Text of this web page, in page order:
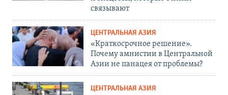
связывают
ЦЕНТРАЛЬНАЯ АЗИЯ
«Краткосрочное решение».
Почему амнистии в Центральной
Азии не панацея от проблемы?
ЦЕНТРАЛЬНАЯ АЗИЯ